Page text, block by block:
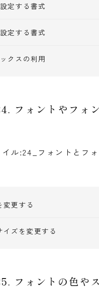
定する書式
定する書式
クスの利用
フォントやフォ
イル:24_フォントとフ
変更する
イズを変更する
フォントの色や